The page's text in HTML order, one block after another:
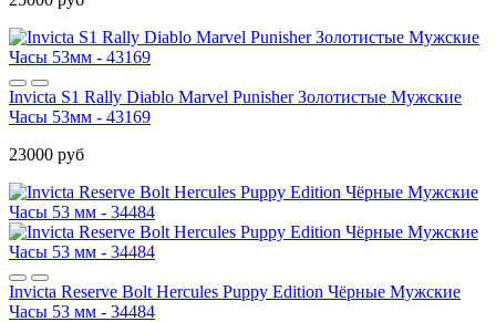
Invicta S1 Rally Diablo Marvel Punisher Золотистые Мужские
Часы 53мм - 43169
23000 руб
Invicta Reserve Bolt Hercules Puppy Edition Чёрные Мужские
Часы 53 мм - 34484